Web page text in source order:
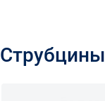
Струбцины